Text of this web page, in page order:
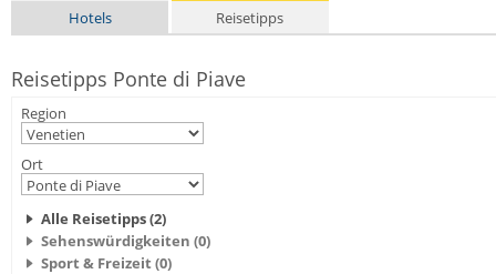
Hotels Reisetipps
Reisetipps Ponte di Piave
Region
Ort
Alle Reisetipps (2)
Sehenswürdigkeiten (0)
Sport & Freizeit (0)